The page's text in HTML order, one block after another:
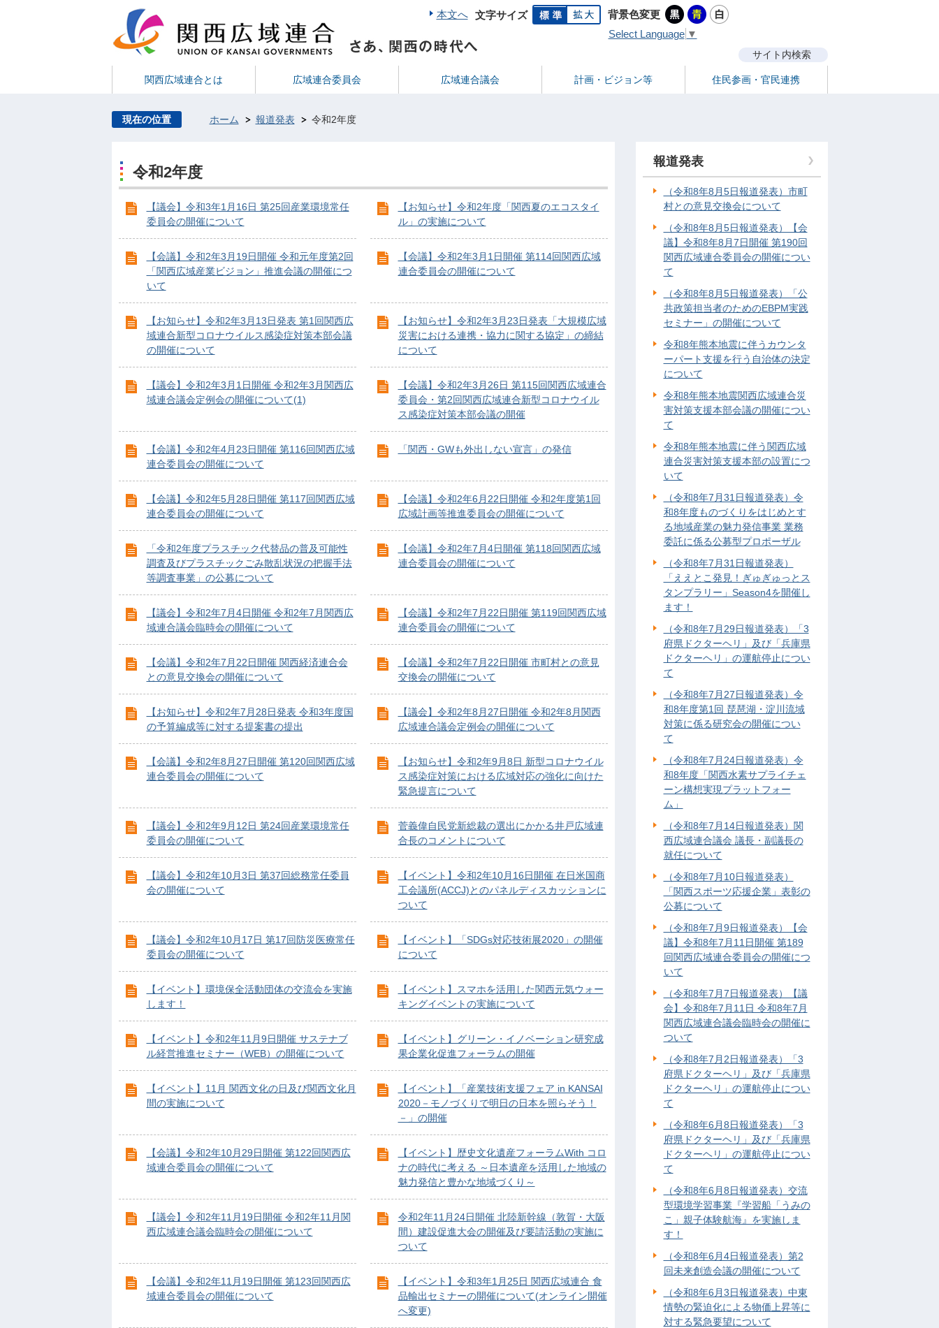
本文へ 文字サイズ
背景色変更
Select Language ▼
サイト内検索
関西広域連合とは 広域連合委員会 広域連合議会 計画・ビジョン等 住民参画・官民連携
現在の位置 ホーム 報道発表 令和2年度
令和2年度
【議会】令和3年1月16日 第25回産業環境常任
委員会の開催について
【お知らせ】令和2年度「関西夏のエコスタイ
ル」の実施について
【会議】令和2年3月19日開催 令和元年度第2回
「関西広域産業ビジョン」推進会議の開催につ
いて
【会議】令和2年3月1日開催 第114回関西広域
連合委員会の開催について
【お知らせ】令和2年3月13日発表 第1回関西広
域連合新型コロナウイルス感染症対策本部会議
の開催について
【お知らせ】令和2年3月23日発表「大規模広域
災害における連携・協力に関する協定」の締結
について
【議会】令和2年3月1日開催 令和2年3月関西広
域連合議会定例会の開催について(1)
【会議】令和2年3月26日 第115回関西広域連合
委員会・第2回関西広域連合新型コロナウイル
ス感染症対策本部会議の開催
【会議】令和2年4月23日開催 第116回関西広域
連合委員会の開催について
「関西・GWも外出しない宣言」の発信
【会議】令和2年5月28日開催 第117回関西広域
連合委員会の開催について
【会議】令和2年6月22日開催 令和2年度第1回
広域計画等推進委員会の開催について
「令和2年度プラスチック代替品の普及可能性
調査及びプラスチックごみ散乱状況の把握手法
等調査事業」の公募について
【会議】令和2年7月4日開催 第118回関西広域
連合委員会の開催について
【議会】令和2年7月4日開催 令和2年7月関西広
域連合議会臨時会の開催について
【会議】令和2年7月22日開催 第119回関西広域
連合委員会の開催について
【会議】令和2年7月22日開催 関西経済連合会
との意見交換会の開催について
【会議】令和2年7月22日開催 市町村との意見
交換会の開催について
【お知らせ】令和2年7月28日発表 令和3年度国
の予算編成等に対する提案書の提出
【議会】令和2年8月27日開催 令和2年8月関西
広域連合議会定例会の開催について
【会議】令和2年8月27日開催 第120回関西広域
連合委員会の開催について
【お知らせ】令和2年9月8日 新型コロナウイル
ス感染症対策における広域対応の強化に向けた
緊急提言について
【議会】令和2年9月12日 第24回産業環境常任
委員会の開催について
菅義偉自民党新総裁の選出にかかる井戸広域連
合長のコメントについて
【議会】令和2年10月3日 第37回総務常任委員
会の開催について
【イベント】令和2年10月16日開催 在日米国商
工会議所(ACCJ)とのパネルディスカッションに
ついて
【議会】令和2年10月17日 第17回防災医療常任
委員会の開催について
【イベント】「SDGs対応技術展2020」の開催
について
【イベント】環境保全活動団体の交流会を実施
します！
【イベント】スマホを活用した関西元気ウォー
キングイベントの実施について
【イベント】令和2年11月9日開催 サステナブ
ル経営推進セミナー（WEB）の開催について
【イベント】グリーン・イノベーション研究成
果企業化促進フォーラムの開催
【イベント】11月 関西文化の日及び関西文化月
間の実施について
【イベント】「産業技術支援フェア in KANSAI
2020－モノづくりで明日の日本を照らそう！
－」の開催
【会議】令和2年10月29日開催 第122回関西広
域連合委員会の開催について
【イベント】歴史文化遺産フォーラムWith コロ
ナの時代に考える ～日本遺産を活用した地域の
魅力発信と豊かな地域づくり～
【議会】令和2年11月19日開催 令和2年11月関
西広域連合議会臨時会の開催について
令和2年11月24日開催 北陸新幹線（敦賀・大阪
間）建設促進大会の開催及び要請活動の実施に
ついて
【会議】令和2年11月19日開催 第123回関西広
域連合委員会の開催について
【イベント】令和3年1月25日 関西広域連合 食
品輸出セミナーの開催について(オンライン開催
へ変更)
報道発表
（令和8年8月5日報道発表）市町
村との意見交換会について
（令和8年8月5日報道発表）【会
議】令和8年8月7日開催 第190回
関西広域連合委員会の開催につい
て
（令和8年8月5日報道発表）「公
共政策担当者のためのEBPM実践
セミナー」の開催について
令和8年熊本地震に伴うカウンタ
ーパート支援を行う自治体の決定
について
令和8年熊本地震関西広域連合災
害対策支援本部会議の開催につい
て
令和8年熊本地震に伴う関西広域
連合災害対策支援本部の設置につ
いて
（令和8年7月31日報道発表）令
和8年度ものづくりをはじめとす
る地域産業の魅力発信事業 業務
委託に係る公募型プロポーザル
（令和8年7月31日報道発表）
「ええとこ発見！ぎゅぎゅっとス
タンプラリー」Season4を開催し
ます！
（令和8年7月29日報道発表）「3
府県ドクターヘリ」及び「兵庫県
ドクターヘリ」の運航停止につい
て
（令和8年7月27日報道発表）令
和8年度第1回 琵琶湖・淀川流域
対策に係る研究会の開催につい
て
（令和8年7月24日報道発表）令
和8年度「関西水素サプライチェ
ーン構想実現プラットフォー
ム」
（令和8年7月14日報道発表）関
西広域連合議会 議長・副議長の
就任について
（令和8年7月10日報道発表）
「関西スポーツ応援企業」表彰の
公募について
（令和8年7月9日報道発表）【会
議】令和8年7月11日開催 第189
回関西広域連合委員会の開催につ
いて
（令和8年7月7日報道発表）【議
会】令和8年7月11日 令和8年7月
関西広域連合議会臨時会の開催に
ついて
（令和8年7月2日報道発表）「3
府県ドクターヘリ」及び「兵庫県
ドクターヘリ」の運航停止につい
て
（令和8年6月8日報道発表）「3
府県ドクターヘリ」及び「兵庫県
ドクターヘリ」の運航停止につい
て
（令和8年6月8日報道発表）交流
型環境学習事業『学習船「うみの
こ」親子体験航海』を実施しま
す！
（令和8年6月4日報道発表）第2
回未来創造会議の開催について
（令和8年6月3日報道発表）中東
情勢の緊迫化による物価上昇等に
対する緊急要望について